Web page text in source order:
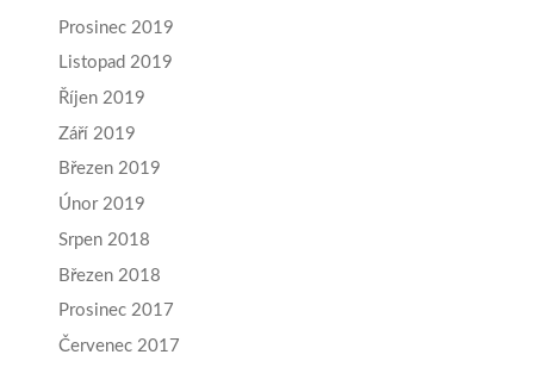
Prosinec 2019
Listopad 2019
Říjen 2019
Září 2019
Březen 2019
Únor 2019
Srpen 2018
Březen 2018
Prosinec 2017
Červenec 2017